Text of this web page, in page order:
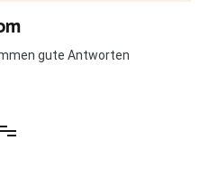
gute Antworten